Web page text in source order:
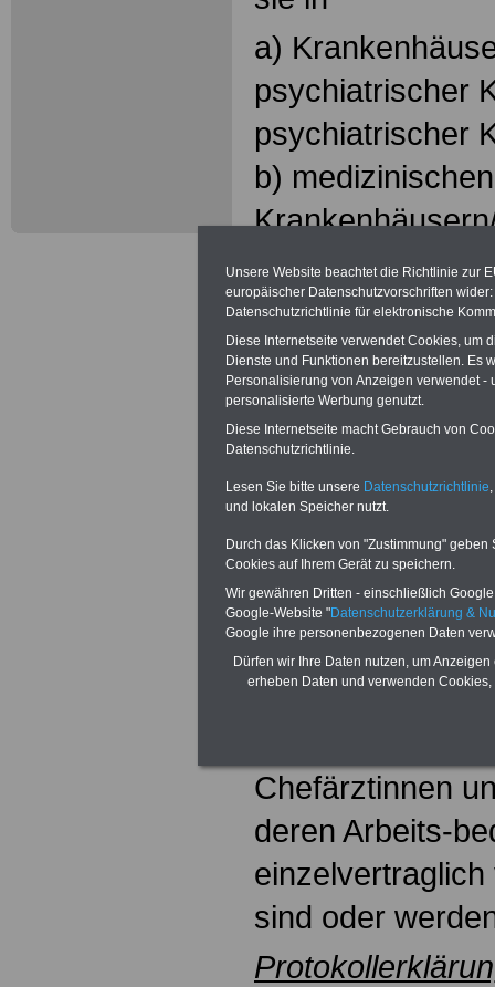
a)
psychiatrischer
psychiatrischer
b)
pathologischen
c) sonstigen
Heimen (z.B.
denen die
teilstationärer
ärztlicher
die ärztliche
Einrichtungen
beschäftigt sind.
Chefärztinnen
deren Arbeits-
sind oder
Unsere Website beachtet die Richtlinie zur
europäischer Datenschutzvorschriften
Datenschutzrichtlinie für elektronische
Diese Internetseite verwendet Cookies, um
Dienste und Funktionen bereitzustellen. Es
Personalisierung von Anzeigen verwendet
personalisierte Werbung genutzt.
Diese Internetseite macht Gebrauch von
Datenschutzrichtlinie.
Lesen Sie bitte unsere Datenschutzrichtlinie
und lokalen Speicher nutzt.
Durch das Klicken von "Zustimmung"
Cookies auf Ihrem Gerät zu speichern.
Wir gewähren Dritten - einschließlich
Google-Website "Datenschutzerklärung &
Google ihre personenbezogenen Daten
Dürfen wir Ihre Daten nutzen, um
erheben Daten und verwenden